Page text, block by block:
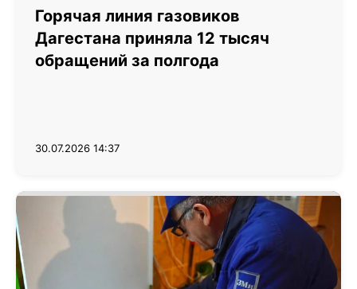
Горячая линия газовиков
Дагестана приняла 12 тысяч
обращений за полгода
30.07.2026 14:37